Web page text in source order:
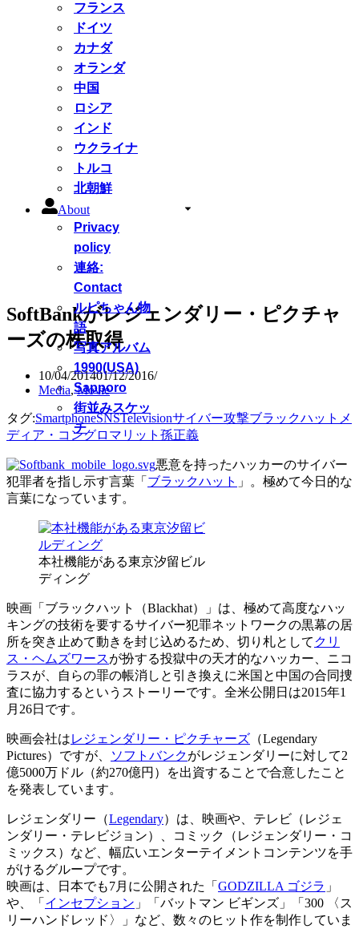
フランス
ドイツ
カナダ
オランダ
中国
ロシア
インド
ウクライナ
トルコ
北朝鮮
About
Privacy
policy
連絡:
Contact
ルピちゃん物
語
写真アルバム
1990(USA)
Sapporo
街並みスケッ
チ
SoftBankがレジェンダリー・ピクチャ
ーズの株取得
10/04/201401/12/2016
Media,Movie
タグ:SmartphoneSNSTelevisionサイバー攻撃ブラックハット メ
ディア・コングロマリット 孫正義
悪意を持ったハッカーのサイバー
犯罪者を指し示す言葉「 ブラックハット 」。極めて今日的な
言葉になっています。
本社機能がある東京汐留ビル
ディング
映画「ブラックハット（Blackhat）」は、極めて高度なハッ
キングの技術を要するサイバー犯罪ネットワークの黒幕の居
所を突き止めて動きを封じ込めるため、切り札として クリ
ス・ヘムズワースが扮する投獄中の天才的なハッカー、ニコ
ラスが、自らの罪の帳消しと引き換えに米国と中国の合同捜
査に協力するというストーリーです。全米公開日は2015年1
月26日です。
映画会社はレジェンダリー・ピクチャーズ （Legendary
Pictures）ですが、
ソフトバンクがレジェンダリーに対して2
億5000万ドル（約270億円）を出資することで合意したこと
を発表しています。
レジェンダリー（Legendary）は、映画や、テレビ（レジェ
ンダリー・テレビジョン）、コミック（レジェンダリー・コ
ミックス）など、幅広いエンターテイメントコンテンツを手
がけるグループです。
映画は、日本でも7月に公開された「 GODZILLA ゴジラ 」
や、「 インセプション 」「バットマン ビギンズ」「300 〈ス
リーハンドレッド〉」など、数々のヒット作を制作していま